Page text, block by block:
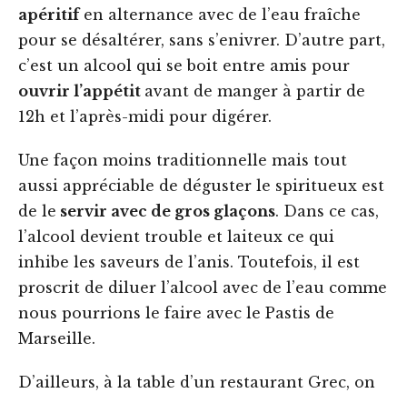
apéritifen alternance avec de l’eau fraîche
pour se désaltérer, sans s’enivrer. D’autre part,
c’est un alcool qui se boit entre amis pour
ouvrir l’appétit avant de manger à partir de
12h et l’après-midi pour digérer.
Une façon moins traditionnelle mais tout
aussi appréciable de déguster le spiritueux est
de le servir avec de gros glaçons. Dans ce cas,
l’alcool devient trouble et laiteux ce qui
inhibe les saveurs de l’anis. Toutefois, il est
proscrit de diluer l’alcool avec de l’eau comme
nous pourrions le faire avec le Pastis de
Marseille.
D’ailleurs, à la table d’un restaurant Grec, on